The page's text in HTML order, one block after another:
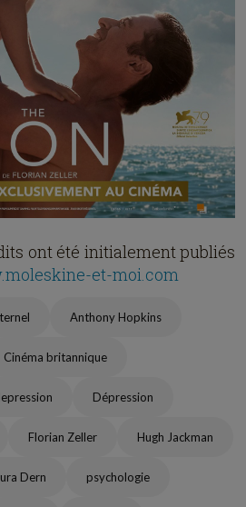
ont été initialement publiés
et-moi.com
Anthony Hopkins
Cinéma britannique
Dépression
Florian Zeller Hugh Jackman
Dern psychologie